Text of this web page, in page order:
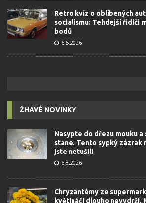
Retro kvíz o oblíbených
socialismu: Tehdejší řidiči
bodů
6.5.2026
ŽHAVÉ NOVINKY
Nasypte do dřezu mouku a
stane. Tento sypký zázrak
jste netušili
6.8.2026
Chryzantémy ze
květináči dlouho nevydrží.